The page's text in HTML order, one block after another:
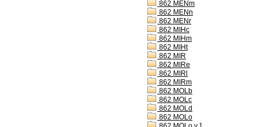
862 MENm
862 MENn
862 MENr
862 MIHc
862 MIHm
862 MIHt
862 MIR
862 MIRe
862 MIRl
862 MIRm
862 MOLb
862 MOLc
862 MOLd
862 MOLo